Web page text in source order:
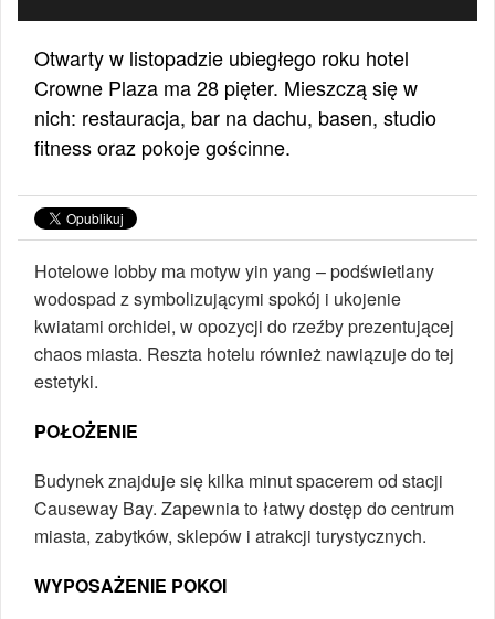
Otwarty w listopadzie ubiegłego roku hotel
Crowne Plaza ma 28 pięter. Mieszczą się w
nich: restauracja, bar na dachu, basen, studio
fitness oraz pokoje gościnne.
Hotelowe lobby ma motyw yin yang – podświetlany
wodospad z symbolizującymi spokój i ukojenie
kwiatami orchidei, w opozycji do rzeźby prezentującej
chaos miasta. Reszta hotelu również nawiązuje do tej
estetyki.
POŁOŻENIE
Budynek znajduje się kilka minut spacerem od stacji
Causeway Bay. Zapewnia to łatwy dostęp do centrum
miasta, zabytków, sklepów i atrakcji turystycznych.
WYPOSAŻENIE POKOI